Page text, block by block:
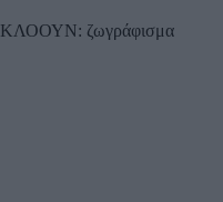
ζωγράφισμα